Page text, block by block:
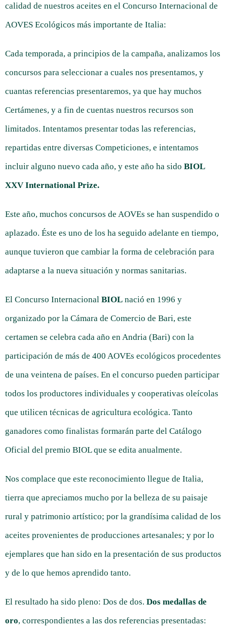
calidad de nuestros aceites en el Concurso Internacional de
AOVES Ecológicos más importante de Italia:
Cada temporada, a principios de la campaña, analizamos los
concursos para seleccionar a cuales nos presentamos, y
cuantas referencias presentaremos, ya que hay muchos
Certámenes, y a fin de cuentas nuestros recursos son
limitados. Intentamos presentar todas las referencias,
repartidas entre diversas Competiciones, e intentamos
incluir alguno nuevo cada año, y este año ha sido BIOL
XXV International Prize.
Este año, muchos concursos de AOVEs se han suspendido o
aplazado. Éste es uno de los ha seguido adelante en tiempo,
aunque tuvieron que cambiar la forma de celebración para
adaptarse a la nueva situación y normas sanitarias.
El Concurso Internacional BIOL nació en 1996 y
organizado por la Cámara de Comercio de Bari, este
certamen se celebra cada año en Andria (Bari) con la
participación de más de 400 AOVEs ecológicos procedentes
de una veintena de países. En el concurso pueden participar
todos los productores individuales y cooperativas oleícolas
que utilicen técnicas de agricultura ecológica. Tanto
ganadores como finalistas formarán parte del Catálogo
Oficial del premio BIOL que se edita anualmente.
Nos complace que este reconocimiento llegue de Italia,
tierra que apreciamos mucho por la belleza de su paisaje
rural y patrimonio artístico; por la grandísima calidad de los
aceites provenientes de producciones artesanales; y por lo
ejemplares que han sido en la presentación de sus productos
y de lo que hemos aprendido tanto.
El resultado ha sido pleno: Dos de dos. Dos medallas de
oro, correspondientes a las dos referencias presentadas: